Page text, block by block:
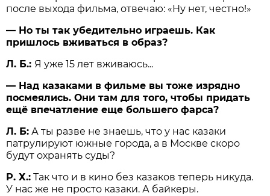
после выхода фильма, отвечаю: «Ну нет, честно!»
— Но ты так убедительно играешь. Как
пришлось вживаться в образ?
Л. Б.: Я уже 15 лет вживаюсь...
— Над казаками в фильме вы тоже изрядно
посмеялись. Они там для того, чтобы придать
ещё впечатление еще большего фарса?
Л. Б: А ты разве не знаешь, что у нас казаки
патрулируют южные города, а в Москве скоро
будут охранять суды?
Р. Х.: Так что и в кино без казаков теперь никуда.
У нас же не просто казаки. А байкеры.